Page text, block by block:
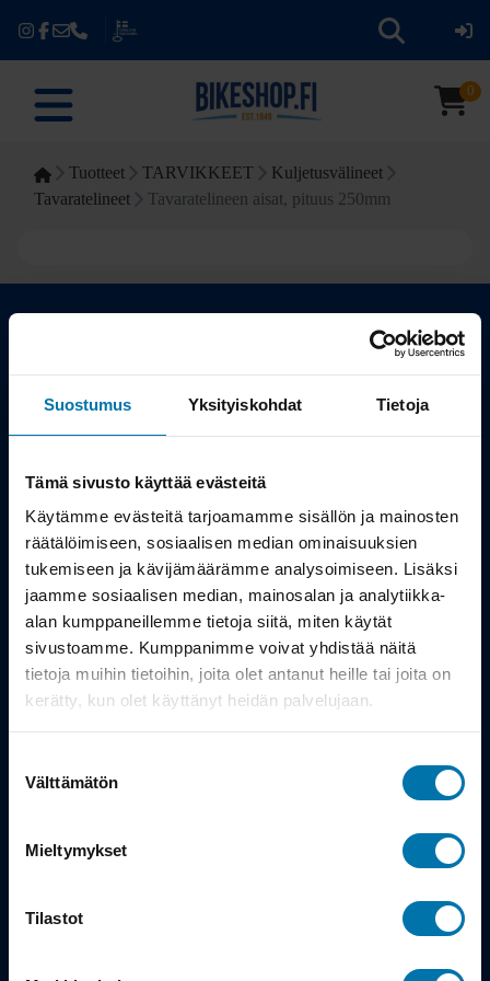
Suostumus Yksityiskohdat Tietoja
Tämä sivusto käyttää evästeitä
Käytämme evästeitä tarjoamamme sisällön ja mainosten
räätälöimiseen, sosiaalisen median ominaisuuksien
tukemiseen ja kävijämäärämme analysoimiseen. Lisäksi
jaamme sosiaalisen median, mainosalan ja analytiikka-
alan kumppaneillemme tietoja siitä, miten käytät
sivustoamme. Kumppanimme voivat yhdistää näitä
tietoja muihin tietoihin, joita olet antanut heille tai joita on
kerätty, kun olet käyttänyt heidän palvelujaan.
valinta
Välttämätön
Mieltymykset
Tilastot
0
Tuotteet TARVIKKEET
Kuljetusvälineet
Tavaratelineet
Tavaratelineen aisat, pituus 250mm
Kauppa
Työsuhdepyörä
Info
Toimitus
Takuu ja palautukset